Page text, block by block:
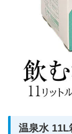
温泉水 11L